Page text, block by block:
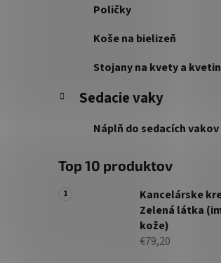
Poličky
Koše na bielizeň
Stojany na kvety a
Sedacie vaky
Náplň do sedacích vakov
Top 10 produktov
Kancelárske
Zelená látka
kože)
€79,20